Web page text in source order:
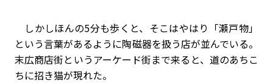
しかしほんの5分も歩くと、そこはやはり「瀬戸物」
という言葉があるように陶磁器を扱う店が並んでいる。
末広商店街というアーケード街まで来ると、道のあちこ
ちに招き猫が現れた。